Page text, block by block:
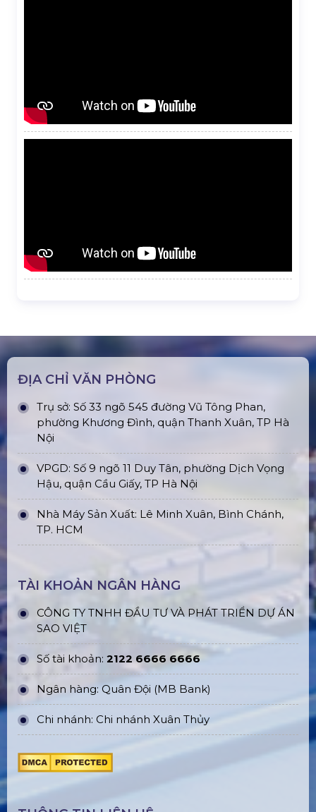
ĐỊA CHỈ VĂN PHÒNG
Trụ sở: Số 33 ngõ 545 đường Vũ Tông Phan,
phường Khương Đình, quận Thanh Xuân, TP Hà
Nội
VPGD: Số 9 ngõ 11 Duy Tân, phường Dịch Vọng
Hậu, quận Cầu Giấy, TP Hà Nội
Nhà Máy Sản Xuất: Lê Minh Xuân, Bình Chánh,
TP. HCM
TÀI KHOẢN NGÂN HÀNG
CÔNG TY TNHH ĐẦU TƯ VÀ PHÁT TRIỂN DỰ ÁN
SAO VIỆT
Số tài khoản: 2122 6666 6666
Ngân hàng: Quân Đội (MB Bank)
Chi nhánh: Chi nhánh Xuân Thủy